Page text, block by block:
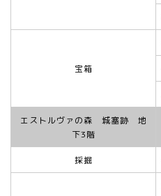
宝箱
エストルヴァの森 城塞跡 地
下3階
採掘